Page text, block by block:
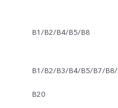
B1/B2/B4/B5/B8
B1/B2/B3/B4/B5/B7/B8/
B20